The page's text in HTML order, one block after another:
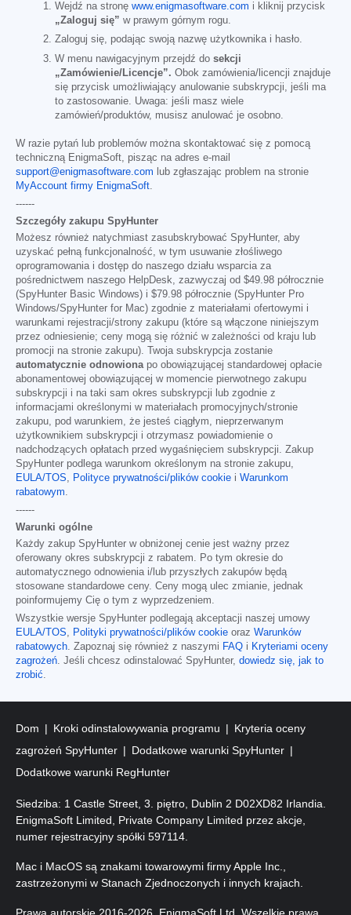
Wejdź na stronę www.enigmasoftware.com i kliknij przycisk
„Zaloguj się” w prawym górnym rogu.
Zaloguj się, podając swoją nazwę użytkownika i hasło.
W menu nawigacyjnym przejdź do sekcji
„Zamówienie/Licencje”. Obok zamówienia/licencji znajduje
się przycisk umożliwiający anulowanie subskrypcji, jeśli ma
to zastosowanie. Uwaga: jeśli masz wiele
zamówień/produktów, musisz anulować je osobno.
W razie pytań lub problemów można skontaktować się z pomocą
techniczną EnigmaSoft, pisząc na adres e-mail
support@enigmasoftware.com lub zgłaszając problem na stronie
MyAccount firmy EnigmaSoft
------
Szczegóły zakupu SpyHunter
Możesz również natychmiast zasubskrybować SpyHunter, aby
uzyskać pełną funkcjonalność, w tym usuwanie złośliwego
oprogramowania i dostęp do naszego działu wsparcia za
pośrednictwem naszego HelpDesk, zazwyczaj od $49.98 półrocznie
(SpyHunter Basic Windows) i $79.98 półrocznie (SpyHunter Pro
Windows/SpyHunter for Mac) zgodnie z materiałami ofertowymi i
warunkami rejestracji/strony zakupu (które są włączone niniejszym
przez odniesienie; ceny mogą się różnić w zależności od kraju lub
promocji na stronie zakupu). Twoja subskrypcja zostanie
automatycznie odnowiona po obowiązującej standardowej opłacie
abonamentowej obowiązującej w momencie pierwotnego zakupu
subskrypcji i na taki sam okres subskrypcji lub zgodnie z
informacjami określonymi w materiałach promocyjnych/stronie
zakupu, pod warunkiem, że jesteś ciągłym, nieprzerwanym
użytkownikiem subskrypcji i otrzymasz powiadomienie o
nadchodzących opłatach przed wygaśnięciem subskrypcji. Zakup
SpyHunter podlega warunkom określonym na stronie zakupu,
EULA/TOS
Polityce prywatności/plików cookie i Warunkom
rabatowym
------
Warunki ogólne
Każdy zakup SpyHunter w obniżonej cenie jest ważny przez
oferowany okres subskrypcji z rabatem. Po tym okresie do
automatycznego odnowienia i/lub przyszłych zakupów będą
stosowane standardowe ceny. Ceny mogą ulec zmianie, jednak
poinformujemy Cię o tym z wyprzedzeniem.
Wszystkie wersje SpyHunter podlegają akceptacji naszej umowy
EULA/TOS
Polityki prywatności/plików cookie oraz Warunków
rabatowych . Zapoznaj się również z naszymi FAQ i Kryteriami oceny
zagrożeń . Jeśli chcesz odinstalować SpyHunter, dowiedz się, jak to
zrobić
Dom Kroki odinstalowywania programu
Kryteria oceny
zagrożeń SpyHunter
Dodatkowe warunki SpyHunter
Dodatkowe warunki RegHunter
Siedziba: 1 Castle Street, 3. piętro, Dublin 2 D02XD82 Irlandia.
EnigmaSoft Limited, Private Company Limited przez akcje,
numer rejestracyjny spółki 597114.
Mac i MacOS są znakami towarowymi firmy Apple Inc.,
zastrzeżonymi w Stanach Zjednoczonych i innych krajach.